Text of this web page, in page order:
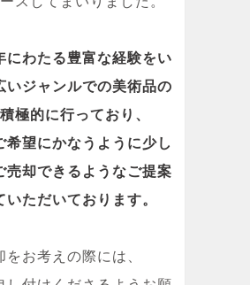
にわたる豊富な経験をい
いジャンルでの美術品の
極的に行っており、
希望にかなうように少し
売却できるようなご提案
いただいております。
をお考えの際には、